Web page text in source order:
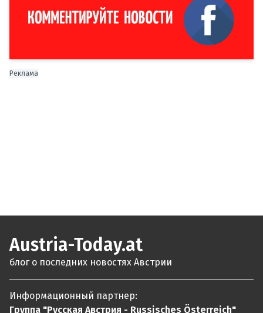
Реклама
Austria-Today.at
блог о последних новостях Австрии
Информационный партнер:
Группа "Русская Австрия - Russisches Österreich"